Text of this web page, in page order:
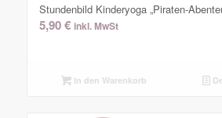
Stundenbild Kinderyoga „Piraten-
5,90€ inkl. MwSt
In den Warenkorb